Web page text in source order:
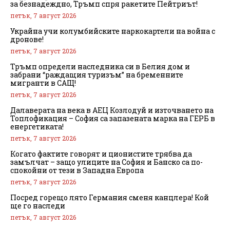
за безнадеждно, Тръмп спря ракетите Пейтриът!
петък, 7 август 2026
Украйна учи колумбийските наркокартели на война с
дронове!
петък, 7 август 2026
Тръмп определи наследника си в Белия дом и
забрани “раждащия туризъм” на бременните
мигранти в САЩ!
петък, 7 август 2026
Далаверата на века в АЕЦ Козлодуй и източването на
Топлофикация – София са запазената марка на ГЕРБ в
енергетиката!
петък, 7 август 2026
Когато фактите говорят и ционистите трябва да
замълчат – защо улиците на София и Банско са по-
спокойни от тези в Западна Европа
петък, 7 август 2026
Посред горещо лято Германия сменя канцлера! Кой
ще го наследи
петък, 7 август 2026